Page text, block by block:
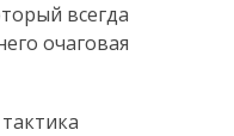
всегда
очаговая